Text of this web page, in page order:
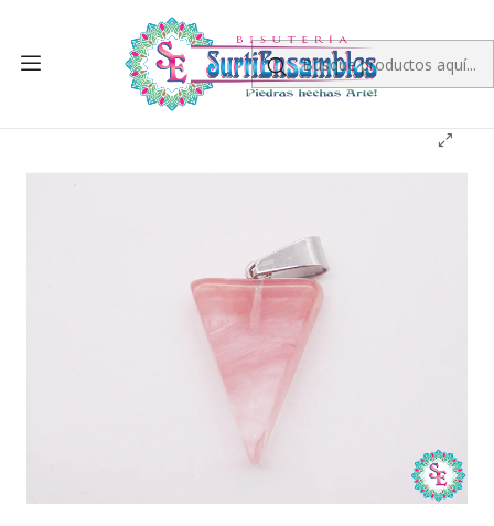
PIEDRA NATURAL
DIJE PUNTA 15*20MM
PIEDRA NATURAL PT DIJE 15*20M AGATA CHERRY